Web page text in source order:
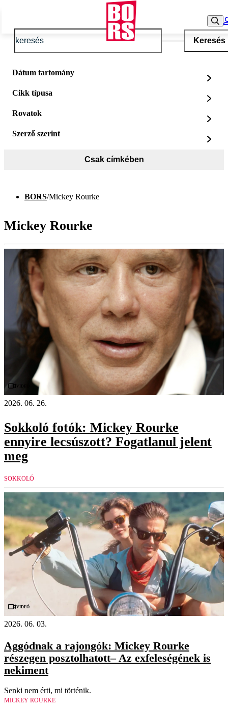
Keresés
Dátum tartomány
Cikk típusa
Rovatok
Szerző szerint
Csak címkében
BORS/Mickey Rourke
Mickey Rourke
Videó
2026. 06. 26.
Sokkoló fotók: Mickey Rourke
ennyire lecsúszott? Fogatlanul jelent
meg
SOKKOLÓ
Videó
2026. 06. 03.
Aggódnak a rajongók: Mickey Rourke
részegen posztolhatott– Az exfeleségének is
nekiment
Senki nem érti, mi történik.
MICKEY ROURKE